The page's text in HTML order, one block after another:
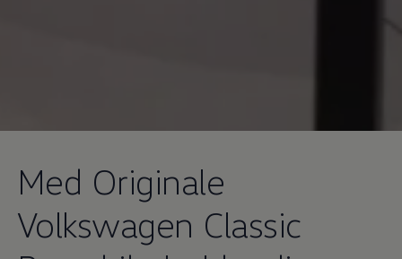
Med Originale
Volkswagen Classic